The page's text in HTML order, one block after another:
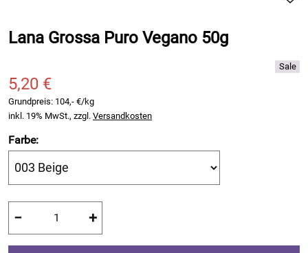
Lana Grossa Puro Vegano 50g
5,20 €
Grundpreis: 104,- €/kg
inkl. 19% MwSt., zzgl. Versandkosten
Farbe:
− +